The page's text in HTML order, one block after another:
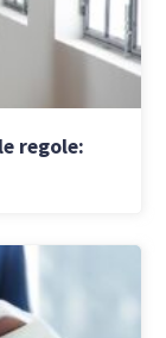
regole: